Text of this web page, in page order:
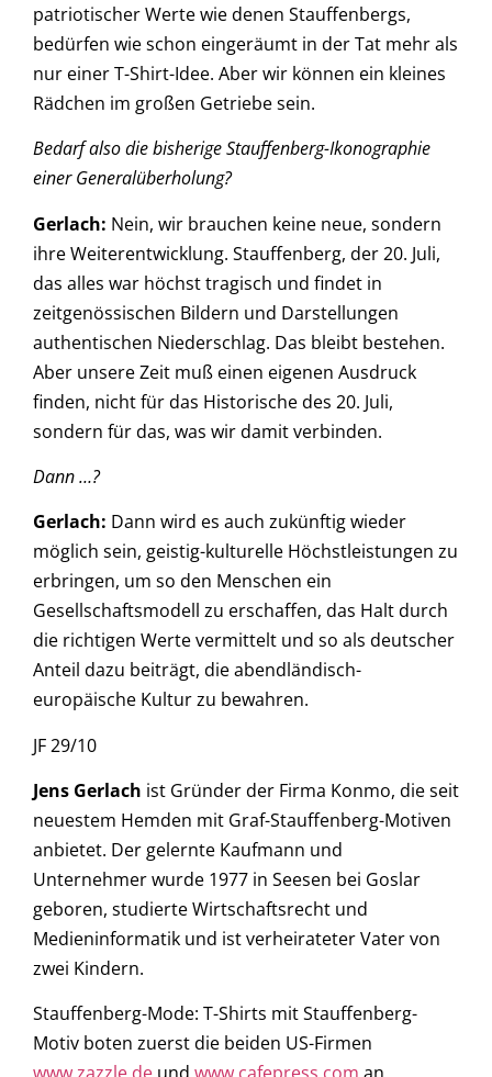
patriotischer Werte wie denen Stauffenbergs,
bedürfen wie schon eingeräumt in der Tat mehr als
nur einer T-Shirt-Idee. Aber wir können ein kleines
Rädchen im großen Getriebe sein.
Bedarf also die bisherige Stauffenberg-Ikonographie
einer Generalüberholung?
Gerlach: Nein, wir brauchen keine neue, sondern
ihre Weiterentwicklung. Stauffenberg, der 20. Juli,
das alles war höchst tragisch und findet in
zeitgenössischen Bildern und Darstellungen
authentischen Niederschlag. Das bleibt bestehen.
Aber unsere Zeit muß einen eigenen Ausdruck
finden, nicht für das Historische des 20. Juli,
sondern für das, was wir damit verbinden.
Dann …?
Gerlach: Dann wird es auch zukünftig wieder
möglich sein, geistig-kulturelle Höchstleistungen zu
erbringen, um so den Menschen ein
Gesellschaftsmodell zu erschaffen, das Halt durch
die richtigen Werte vermittelt und so als deutscher
Anteil dazu beiträgt, die abendländisch-
europäische Kultur zu bewahren.
JF 29/10
Jens Gerlach ist Gründer der Firma Konmo, die seit
neuestem Hemden mit Graf-Stauffenberg-Motiven
anbietet. Der gelernte Kaufmann und
Unternehmer wurde 1977 in Seesen bei Goslar
geboren, studierte Wirtschaftsrecht und
Medieninformatik und ist verheirateter Vater von
zwei Kindern.
Stauffenberg-Mode: T-Shirts mit Stauffenberg-
Motiv boten zuerst die beiden US-Firmen